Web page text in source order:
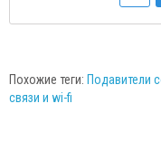
Похожие теги: Подавители
связи и wi-fi